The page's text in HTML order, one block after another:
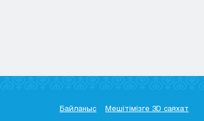
Байланыс Мешітімізге 3D саяхат